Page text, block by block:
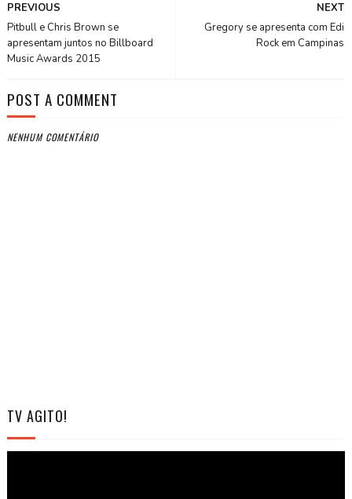
NEXT
Gregory se apresenta com Edi
Rock em Campinas
PREVIOUS
Pitbull e Chris Brown se
apresentam juntos no Billboard
Music Awards 2015
POST A COMMENT
NENHUM COMENTÁRIO
TV AGITO!